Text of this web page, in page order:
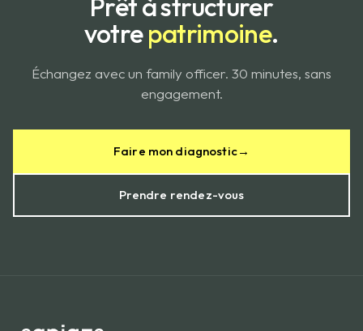
votrepatrimoine.
Échangez avec un family officer. 30 minutes, sans
engagement.
Faire mon diagnostic→
Prendre rendez-vous